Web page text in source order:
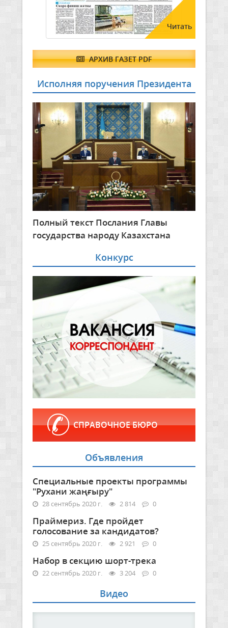
Читать
АРХИВ ГАЗЕТ PDF
Исполняя поручения Президента
Полный текст Послания Главы
государства народу Казахстана
Конкурс
СПРАВОЧНОЕ БЮРО
Объявления
Специальные проекты программы
"Рухани жаңғыру"
28 сентябрь 2020 г. 2 814 0
Праймериз. Где пройдет
голосование за кандидатов?
25 сентябрь 2020 г. 2 921 0
Набор в секцию шорт-трека
22 сентябрь 2020 г. 3 204 0
Видео